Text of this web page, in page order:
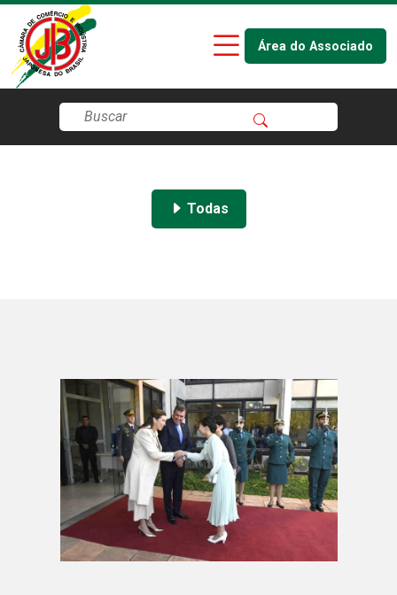
Área do Associado
Todas